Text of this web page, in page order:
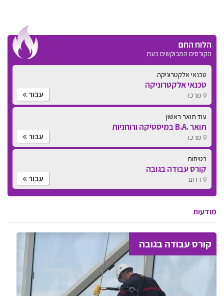
הלוח החם
הקורסים המבוקשים כעת
טכנאי אלקטרוניקה
טכנאי אלקטרוניקה
מרכז עבור
עוד תואר ראשון
תואר .B.A במיסטיקה ורוחניות
מרכז עבור
בטיחות
קורס עבודה בגובה
דרום עבור
מודעות
קורס עבודה בגובה